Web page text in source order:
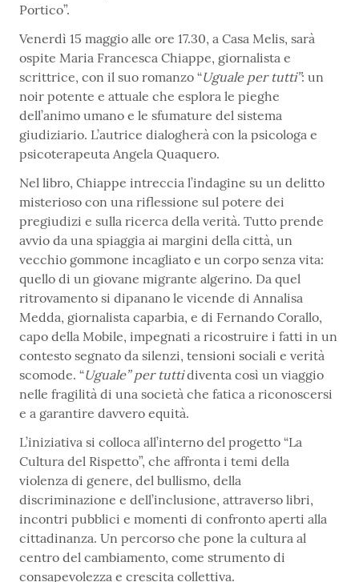
Portico”.
Venerdì 15 maggio alle ore 17.30, a Casa Melis, sarà
ospite Maria Francesca Chiappe, giornalista e
scrittrice, con il suo romanzo “Uguale per tutti”: un
noir potente e attuale che esplora le pieghe
dell’animo umano e le sfumature del sistema
giudiziario. L’autrice dialogherà con la psicologa e
psicoterapeuta Angela Quaquero.
Nel libro, Chiappe intreccia l’indagine su un delitto
misterioso con una riflessione sul potere dei
pregiudizi e sulla ricerca della verità. Tutto prende
avvio da una spiaggia ai margini della città, un
vecchio gommone incagliato e un corpo senza vita:
quello di un giovane migrante algerino. Da quel
ritrovamento si dipanano le vicende di Annalisa
Medda, giornalista caparbia, e di Fernando Corallo,
capo della Mobile, impegnati a ricostruire i fatti in un
contesto segnato da silenzi, tensioni sociali e verità
scomode. “Uguale” per tuttidiventa così un viaggio
nelle fragilità di una società che fatica a riconoscersi
e a garantire davvero equità.
L’iniziativa si colloca all’interno del progetto “La
Cultura del Rispetto”, che affronta i temi della
violenza di genere, del bullismo, della
discriminazione e dell’inclusione, attraverso libri,
incontri pubblici e momenti di confronto aperti alla
cittadinanza. Un percorso che pone la cultura al
centro del cambiamento, come strumento di
consapevolezza e crescita collettiva.